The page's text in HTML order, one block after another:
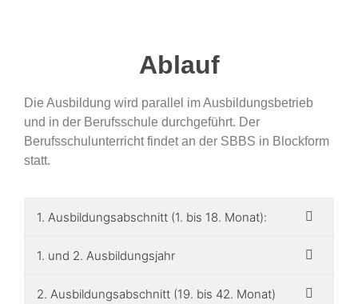
Ablauf
Die Ausbildung wird parallel im Ausbildungsbetrieb
und in der Berufsschule durchgeführt. Der
Berufsschulunterricht findet an der SBBS in Blockform
statt.
1. Ausbildungsabschnitt (1. bis 18. Monat):
1. und 2. Ausbildungsjahr
2. Ausbildungsabschnitt (19. bis 42. Monat)